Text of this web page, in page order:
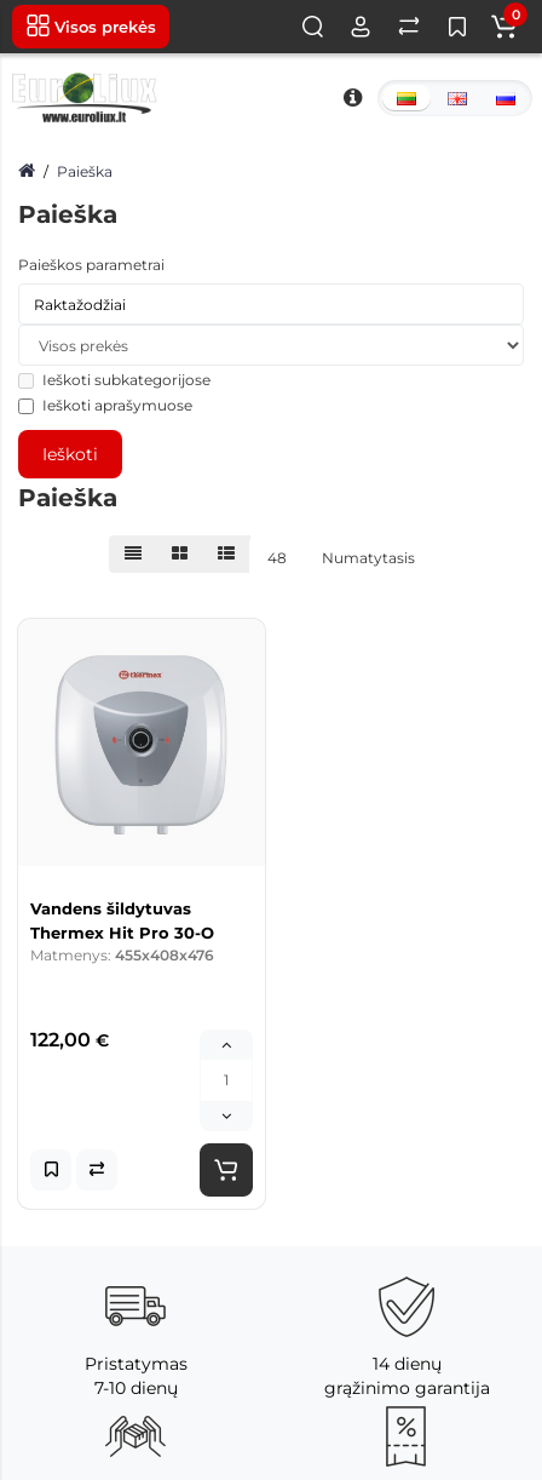
Visos prekės
0
Paieška
Paieška
Paieškos parametrai
Ieškoti subkategorijose
Ieškoti aprašymuose
Paieška
48 Numatytasis
Vandens šildytuvas
Thermex Hit Pro 30-O
Matmenys: 455x408x476
122,00 €
Pristatymas
7-10 dienų
14 dienų
grąžinimo garantija